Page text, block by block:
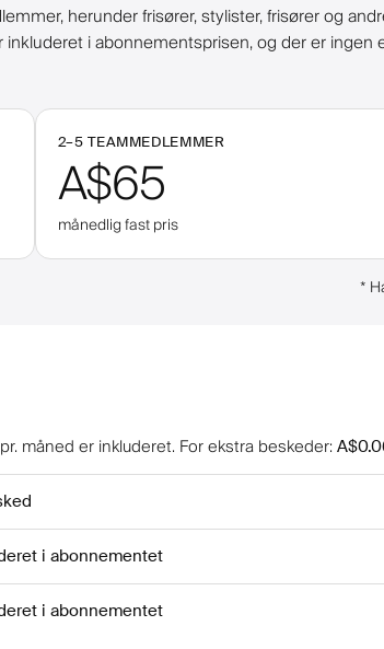
herunder frisører, stylister, frisører og
i abonnementsprisen, og der er ingen
2–5 TEAMMEDLEMMER
A$65
månedlig fast pris
*
måned er inkluderet. For ekstra beskeder:
i abonnementet
i abonnementet